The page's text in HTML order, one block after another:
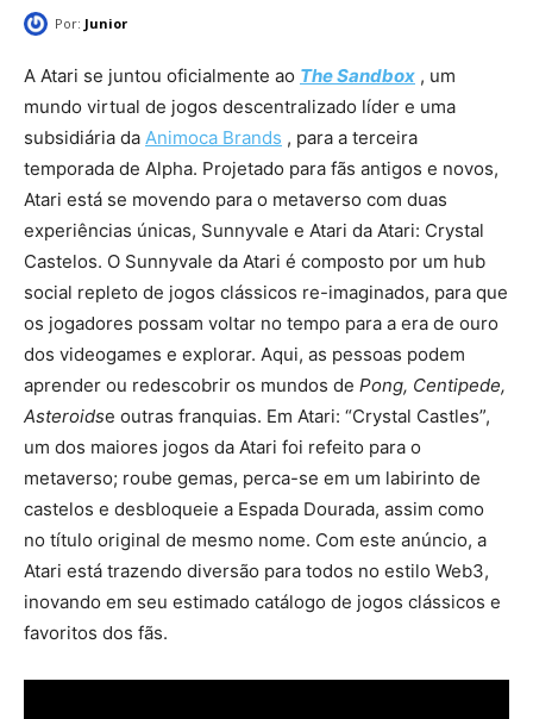
Por: Junior
A Atari se juntou oficialmente ao The Sandbox , um
mundo virtual de jogos descentralizado líder e uma
subsidiária da Animoca Brands , para a terceira
temporada de Alpha. Projetado para fãs antigos e novos,
Atari está se movendo para o metaverso com duas
experiências únicas, Sunnyvale e Atari da Atari: Crystal
Castelos. O Sunnyvale da Atari é composto por um hub
social repleto de jogos clássicos re-imaginados, para que
os jogadores possam voltar no tempo para a era de ouro
dos videogames e explorar. Aqui, as pessoas podem
aprender ou redescobrir os mundos de Pong, Centipede,
Asteroidse outras franquias. Em Atari: “Crystal Castles”,
um dos maiores jogos da Atari foi refeito para o
metaverso; roube gemas, perca-se em um labirinto de
castelos e desbloqueie a Espada Dourada, assim como
no título original de mesmo nome. Com este anúncio, a
Atari está trazendo diversão para todos no estilo Web3,
inovando em seu estimado catálogo de jogos clássicos e
favoritos dos fãs.